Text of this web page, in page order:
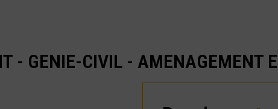
- GENIE-CIVIL - AMENAGEMENT